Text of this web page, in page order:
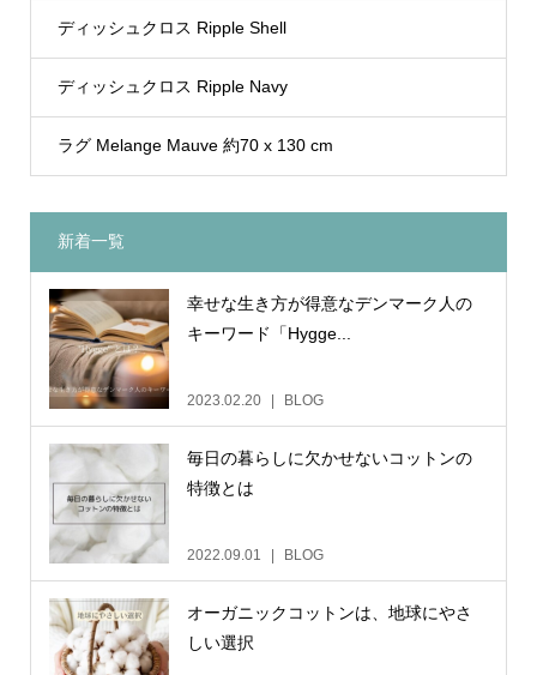
ディッシュクロス Ripple Shell
ディッシュクロス Ripple Navy
ラグ Melange Mauve 約70 x 130 cm
新着一覧
幸せな生き方が得意なデンマーク人の
キーワード「Hygge...
2023.02.20 BLOG
毎日の暮らしに欠かせないコットンの
特徴とは
2022.09.01 BLOG
オーガニックコットンは、地球にやさ
しい選択